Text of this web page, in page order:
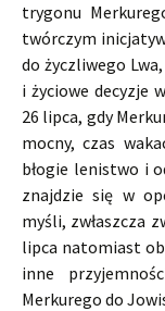
trygonu
twórczym
do życzliwego
i życiowe decyzje
26 lipca, gdy
mocny, czas
błogie lenistwo i
znajdzie się w
myśli, zwłaszcza
lipca natomiast
inne
Merkurego do